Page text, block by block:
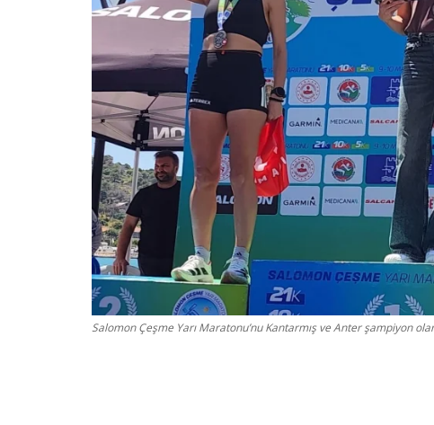
Salomon Çeşme Yarı Maratonu’nu Kantarmış ve Anter şampiyon